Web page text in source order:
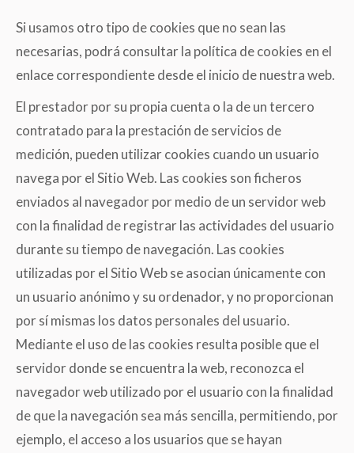
Si usamos otro tipo de cookies que no sean las
necesarias, podrá consultar la política de cookies en el
enlace correspondiente desde el inicio de nuestra web.
El prestador por su propia cuenta o la de un tercero
contratado para la prestación de servicios de
medición, pueden utilizar cookies cuando un usuario
navega por el Sitio Web. Las cookies son ficheros
enviados al navegador por medio de un servidor web
con la finalidad de registrar las actividades del usuario
durante su tiempo de navegación. Las cookies
utilizadas por el Sitio Web se asocian únicamente con
un usuario anónimo y su ordenador, y no proporcionan
por sí mismas los datos personales del usuario.
Mediante el uso de las cookies resulta posible que el
servidor donde se encuentra la web, reconozca el
navegador web utilizado por el usuario con la finalidad
de que la navegación sea más sencilla, permitiendo, por
ejemplo, el acceso a los usuarios que se hayan